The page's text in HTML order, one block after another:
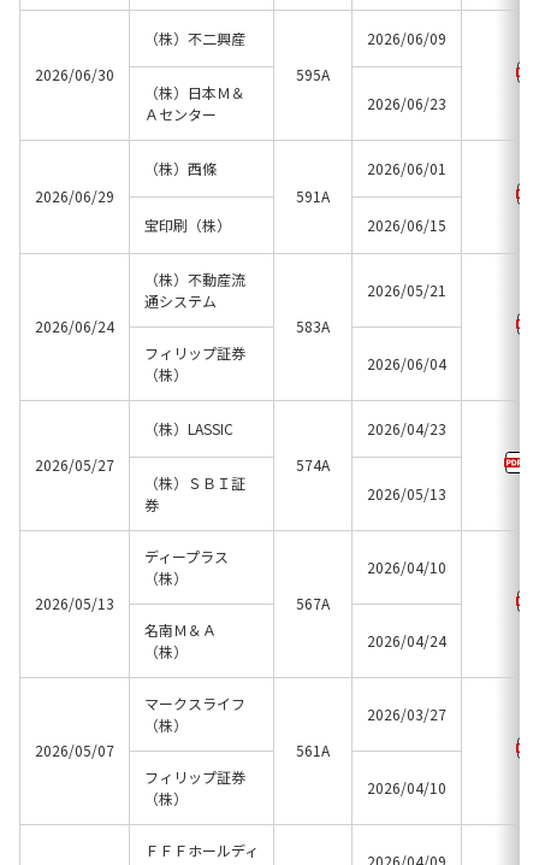
2026/06/30
（株）不二興産
595A
2026/06/09
（株）日本Ｍ＆
Ａセンター
2026/06/23
2026/06/29
（株）西條
591A
2026/06/01
宝印刷（株） 2026/06/15
2026/06/24
（株）不動産流
通システム
583A
2026/05/21
フィリップ証券
（株）
2026/06/04
2026/05/27
（株）LASSIC
574A
2026/04/23
（株）ＳＢＩ証
券
2026/05/13
2026/05/13
ディープラス
（株）
567A
2026/04/10
名南Ｍ＆Ａ
（株）
2026/04/24
2026/05/07
マークスライフ
（株）
561A
2026/03/27
フィリップ証券
（株）
2026/04/10
ＦＦＦホールディ
2026/04/09